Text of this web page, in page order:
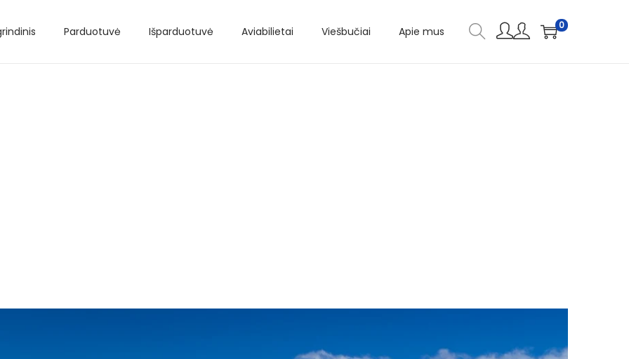
Parduotuvė Išparduotuvė Aviabilietai Viešbučiai Apie mus 0